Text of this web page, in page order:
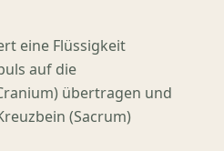
eine Flüssigkeit
auf die
übertragen und
(Sacrum)